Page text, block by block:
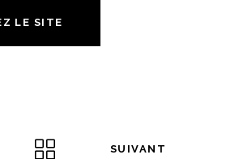
LE SITE
SUIVANT